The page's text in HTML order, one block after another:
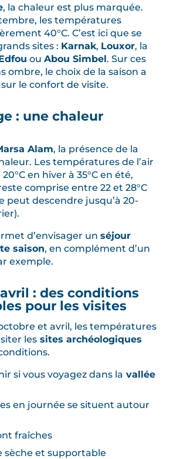
, la chaleur est plus marquée.
les températures
40°C. C’est ici que se
sites : Karnak, Louxor, la
ou Abou Simbel. Sur ces
ombre, le choix de la saison a
le confort de visite.
: une chaleur
Alam, la présence de la
Les températures de l’air
en hiver à 35°C en été,
comprise entre 22 et 28°C
peut descendre jusqu’à 20-
d’envisager un séjour
saison, en complément d’un
exemple.
: des conditions
pour les visites
et avril, les températures
les sites archéologiques
si vous voyagez dans la vallée
en journée se situent autour
fraîches
sèche et supportable